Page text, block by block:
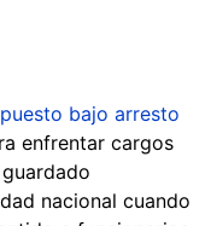
puesto bajo arresto
enfrentar cargos
nacional cuando